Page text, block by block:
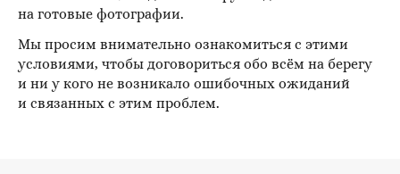
на готовые фотографии.
Мы просим внимательно ознакомиться с этими
условиями, чтобы договориться обо всём на берегу
и ни у кого не возникало ошибочных ожиданий
и связанных с этим проблем.